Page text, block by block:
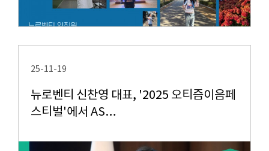
25-11-19
뉴로벤티 신찬영 대표, '2025 오티즘이음페
스티벌'에서 AS…